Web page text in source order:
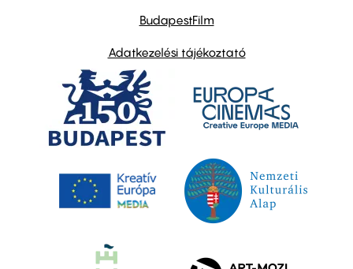
BudapestFilm
Adatkezelési tájékoztató